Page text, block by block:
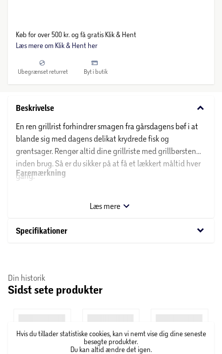
Køb for over 500 kr. og få gratis Klik & Hent
Læs mere om Klik & Hent her
Ubegrænset returret Byt i butik
Beskrivelse keyboard_arrow_down
En ren grillrist forhindrer smagen fra gårsdagens bøf i at
blande sig med dagens delikat krydrede fisk og
grøntsager. Rengør altid dine grillriste med grillbørsten
inden brug. Så er du sikker på at få et lækkert måltid hver
gang.
Faremærkning
Læs mere
Specifikationer keyboard_arrow_down
Din historik
Sidst sete produkter
Hvis du tillader statistiske cookies, kan vi nemt vise dig dine seneste
besøgte produkter.
Du kan altid ændre det igen.